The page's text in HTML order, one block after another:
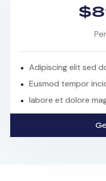
Adipiscing elit sed
Eusmod tempor
labore et dolore